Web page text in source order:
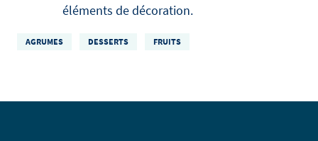
éléments de décoration.
AGRUMES DESSERTS FRUITS